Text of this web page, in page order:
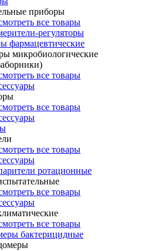
приборы
все товары
регуляторы
фармацевтические
микробиологические
все товары
все товары
все товары
ротационные
все товары
все товары
бактерицидные